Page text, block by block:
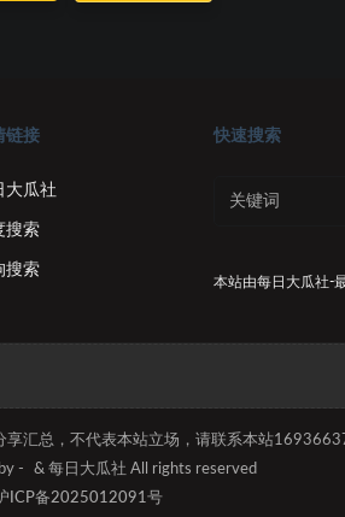
链接
大瓜社
搜索
搜索
快速搜索
本站由每日大瓜社-
汇总，不代表本站立场，请联系本站
-
& 每日大瓜社 All rights reserved
ICP备2025012091号